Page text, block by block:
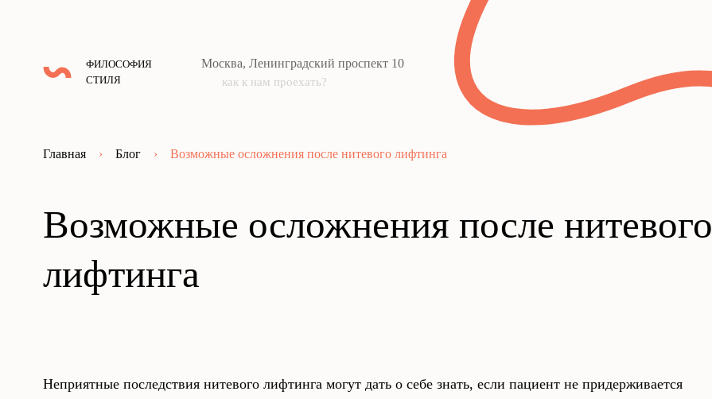
ФИЛОСОФИЯ
СТИЛЯ
Москва, Ленинградский проспект 10
как к нам проехать?
Главная › Блог › Возможные осложнения после нитевого лифтинга
Возможные осложнения после нитевого
лифтинга
Неприятные последствия нитевого лифтинга могут дать о себе знать, если пациент не придерживается